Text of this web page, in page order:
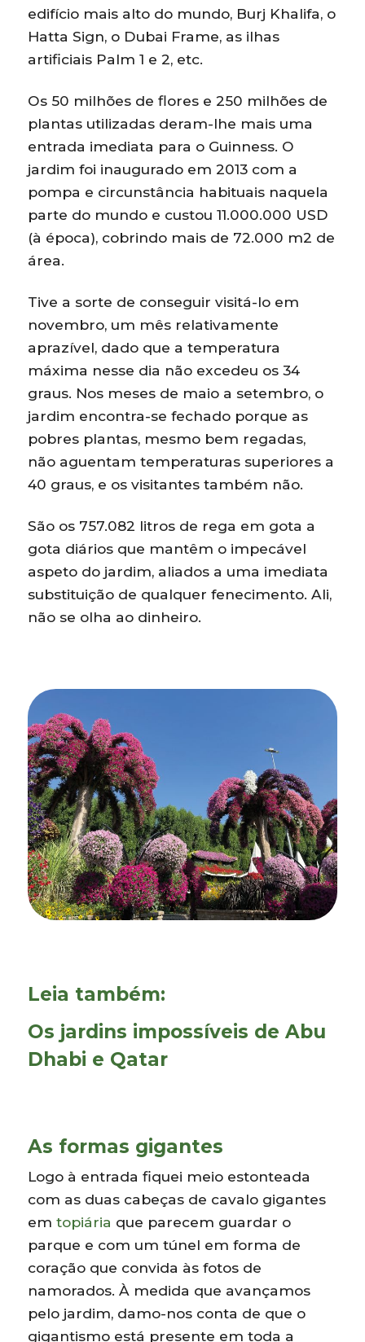
edifício mais alto do mundo, Burj Khalifa, o
Hatta Sign, o Dubai Frame, as ilhas
artificiais Palm 1 e 2, etc.
Os 50 milhões de flores e 250 milhões de
plantas utilizadas deram-lhe mais uma
entrada imediata para o Guinness. O
jardim foi inaugurado em 2013 com a
pompa e circunstância habituais naquela
parte do mundo e custou 11.000.000 USD
(à época), cobrindo mais de 72.000 m2 de
área.
Tive a sorte de conseguir visitá-lo em
novembro, um mês relativamente
aprazível, dado que a temperatura
máxima nesse dia não excedeu os 34
graus. Nos meses de maio a setembro, o
jardim encontra-se fechado porque as
pobres plantas, mesmo bem regadas,
não aguentam temperaturas superiores a
40 graus, e os visitantes também não.
São os 757.082 litros de rega em gota a
gota diários que mantêm o impecável
aspeto do jardim, aliados a uma imediata
substituição de qualquer fenecimento. Ali,
não se olha ao dinheiro.
Leia também:
Os jardins impossíveis de Abu
Dhabi e Qatar
As formas gigantes
Logo à entrada fiquei meio estonteada
com as duas cabeças de cavalo gigantes
emtopiária que parecem guardar o
parque e com um túnel em forma de
coração que convida às fotos de
namorados. À medida que avançamos
pelo jardim, damo-nos conta de que o
gigantismo está presente em toda a